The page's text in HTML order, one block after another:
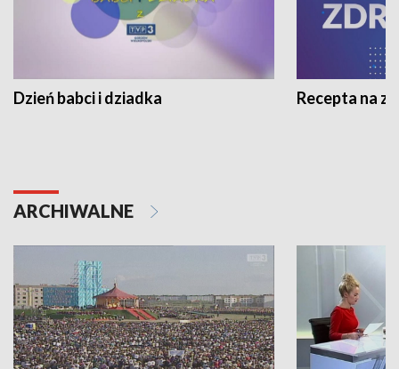
Dzień babci i dziadka Recepta na
ARCHIWALNE